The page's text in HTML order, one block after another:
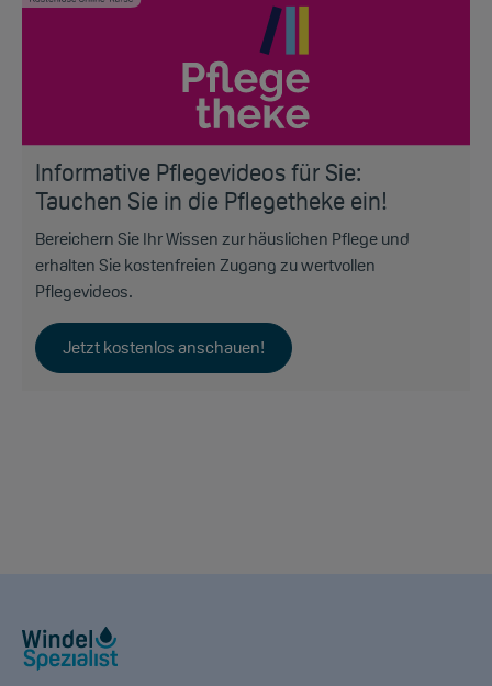
Informative Pflegevideos für Sie:
Tauchen Sie in die Pflegetheke ein!
Bereichern Sie Ihr Wissen zur häuslichen Pflege und
erhalten Sie kostenfreien Zugang zu wertvollen
Pflegevideos.
Jetzt kostenlos anschauen!